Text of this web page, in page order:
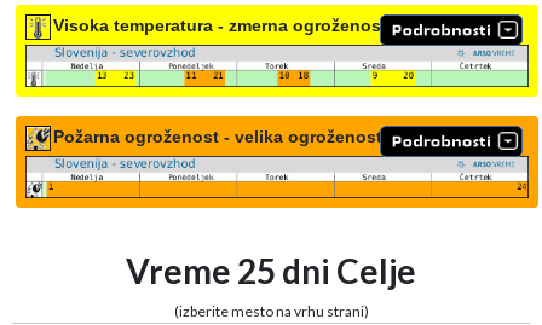
Visoka temperatura - zmerna ogroženost
Požarna ogroženost - velika ogroženost
Vreme 25 dni Celje
(izberite mesto na vrhu strani)